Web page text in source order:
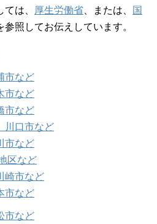
は、 厚生労働省 、または、 国
参照してお伝えしています。
市など
市など
市など
口市など
市など
区など
市など
市など
市など